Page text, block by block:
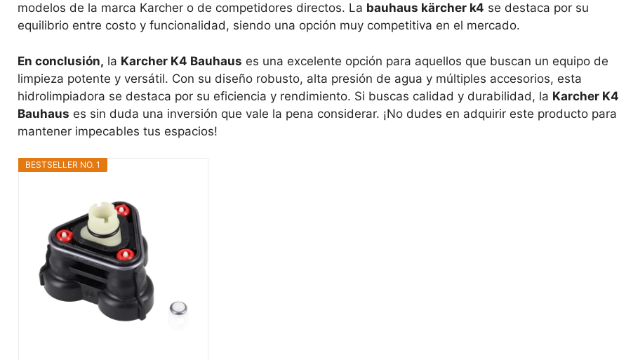
modelos de la marca Karcher o de competidores directos. La bauhaus kärcher k4 se destaca por su
equilibrio entre costo y funcionalidad, siendo una opción muy competitiva en el mercado.
En conclusión, la Karcher K4 Bauhaus es una excelente opción para aquellos que buscan un equipo de
limpieza potente y versátil. Con su diseño robusto, alta presión de agua y múltiples accesorios, esta
hidrolimpiadora se destaca por su eficiencia y rendimiento. Si buscas calidad y durabilidad, la Karcher K4
Bauhaus es sin duda una inversión que vale la pena considerar. ¡No dudes en adquirir este producto para
mantener impecables tus espacios!
BESTSELLER NO. 1